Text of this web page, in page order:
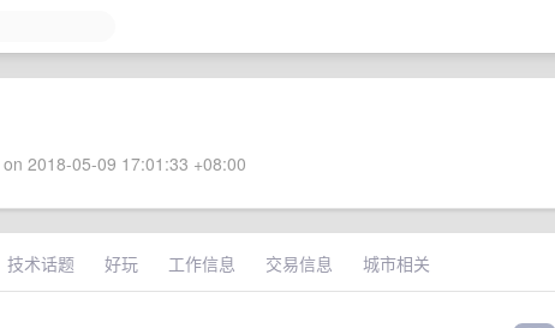
2018-05-09 17:01:33 +08:00
技术话题 好玩 工作信息 交易信息 城市相关